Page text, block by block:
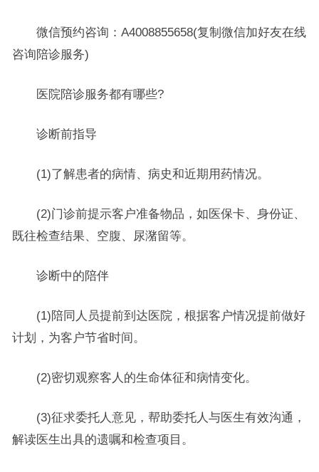
微信预约咨询：A4008855658(复制微信加好友在线
咨询陪诊服务)
医院陪诊服务都有哪些?
诊断前指导
(1)了解患者的病情、病史和近期用药情况。
(2)门诊前提示客户准备物品，如医保卡、身份证、
既往检查结果、空腹、尿潴留等。
诊断中的陪伴
(1)陪同人员提前到达医院，根据客户情况提前做好
计划，为客户节省时间。
(2)密切观察客人的生命体征和病情变化。
(3)征求委托人意见，帮助委托人与医生有效沟通，
解读医生出具的遗嘱和检查项目。